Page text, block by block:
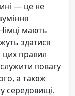
— це не
мають
здатися
цих правил
повагу
а також
середовищі.